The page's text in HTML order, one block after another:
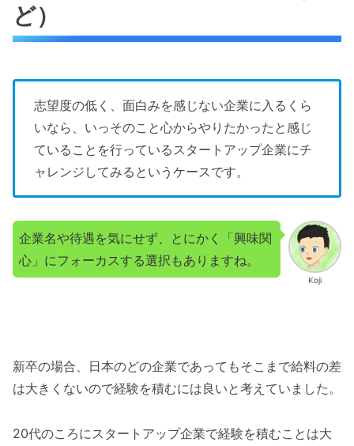
ど）
志望度の低く、面白みを感じない企業に入るくら
いなら、いっそのこと心からやりたかったと感じ
ていることを行っているスタートアップ企業にチ
ャレンジしてみるというケースです。
Koji
企業名や待遇を気にせず、とにかく「興味関
心」にフォーカスする選択もありますね。
新卒の場合、日本のどの企業であってもそこまで給料の差
は大きくないので経験を積むには良いと考えていました。
20代のころにスタートアップ企業で経験を積むことは大